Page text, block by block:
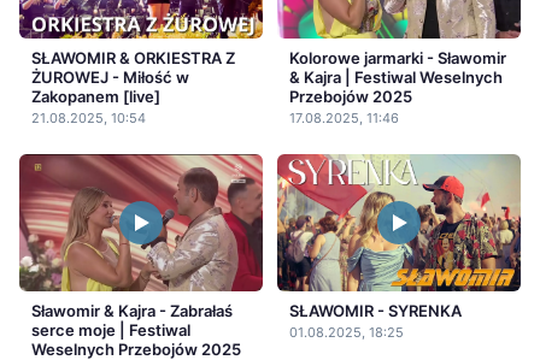
SŁAWOMIR & ORKIESTRA Z
ŻUROWEJ - Miłość w
Zakopanem [live]
21.08.2025, 10:54
Kolorowe jarmarki - Sławomir
& Kajra | Festiwal Weselnych
Przebojów 2025
17.08.2025, 11:46
Sławomir & Kajra - Zabrałaś
serce moje | Festiwal
Weselnych Przebojów 2025
SŁAWOMIR - SYRENKA
01.08.2025, 18:25